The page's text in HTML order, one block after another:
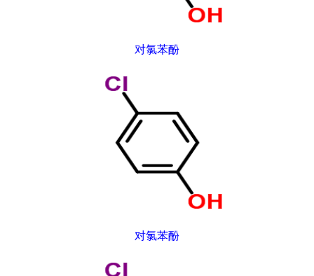
对氯苯酚
对氯苯酚